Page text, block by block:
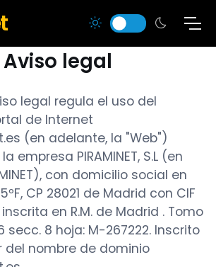
Aviso legal
legal regula el uso del
de Internet
(en adelante, la "Web")
empresa PIRAMINET, S.L (en
con domicilio social en
CP 28021 de Madrid con CIF
en R.M. de Madrid . Tomo
secc. 8 hoja: M-267222. Inscrito
del nombre de dominio